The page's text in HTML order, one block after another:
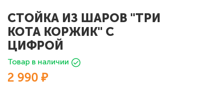
СТОЙКА ИЗ ШАРОВ "ТРИ
КОТА КОРЖИК" С
ЦИФРОЙ
Товар в наличии
2 990 ₽